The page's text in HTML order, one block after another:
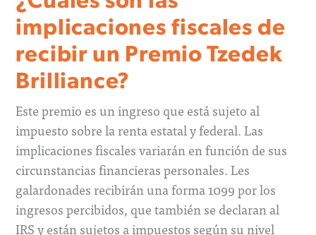
implicaciones fiscales de
recibir un Premio Tzedek
Brilliance?
Este premio es un ingreso que está sujeto al
impuesto sobre la renta estatal y federal. Las
implicaciones fiscales variarán en función de sus
circunstancias financieras personales. Les
galardonades recibirán una forma 1099 por los
ingresos percibidos, que también se declaran al
IRS y están sujetos a impuestos según su nivel